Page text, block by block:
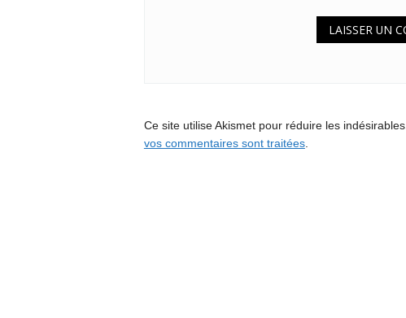
Ce site utilise Akismet pour réduire les indésirables.
vos commentaires sont traitées.